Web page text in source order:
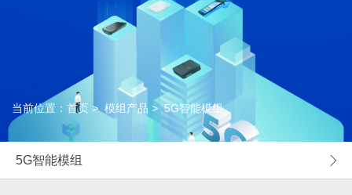
当前位置： 首页 > 模组产品 > 5G智能模组
5G智能模组